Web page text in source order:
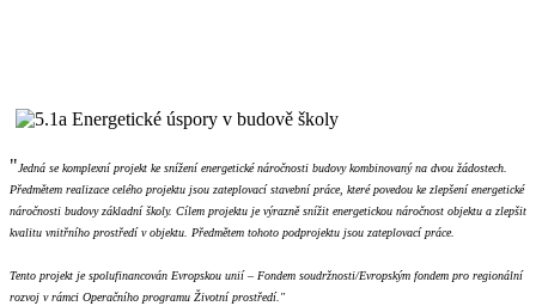
"Jedná se komplexní projekt ke snížení energetické náročnosti budovy kombinovaný na dvou žádostech.
Předmětem realizace celého projektu jsou zateplovací stavební práce, které povedou ke zlepšení energetické
náročnosti budovy základní školy. Cílem projektu je výrazně snížit energetickou náročnost objektu a zlepšit
kvalitu vnitřního prostředí v objektu. Předmětem tohoto podprojektu jsou zateplovací práce.
Tento projekt je spolufinancován Evropskou unií – Fondem soudržnosti/Evropským fondem pro regionální
rozvoj v rámci Operačního programu Životní prostředí."